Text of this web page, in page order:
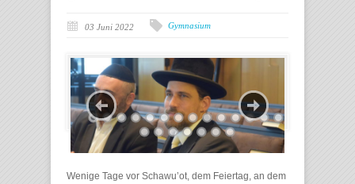
03 Juni 2022 Gymnasium
Wenige Tage vor Schawu’ot, dem Feiertag, an dem